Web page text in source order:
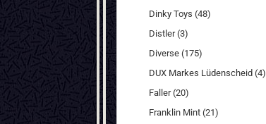
Dinky Toys (48)
Distler (3)
Diverse (175)
DUX Markes Lüdenscheid (4)
Faller (20)
Franklin Mint (21)